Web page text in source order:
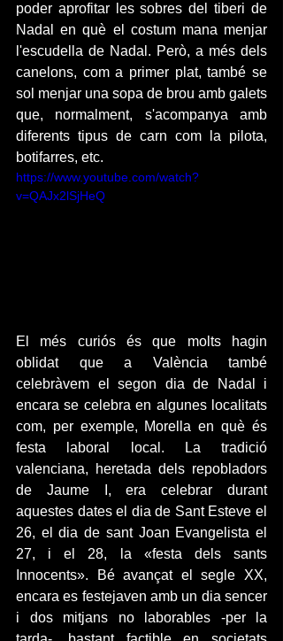
poder aprofitar les sobres del tiberi de
Nadal en què el costum mana menjar
l'escudella de Nadal. Però, a més dels
canelons, com a primer plat, també se
sol menjar una sopa de brou amb galets
que, normalment, s'acompanya amb
diferents tipus de carn com la pilota,
botifarres, etc.
https://www.youtube.com/watch?
v=QAJx2lSjHeQ
El més curiós és que molts hagin
oblidat que a València també
celebràvem el segon dia de Nadal i
encara se celebra en algunes localitats
com, per exemple, Morella en què és
festa laboral local. La tradició
valenciana, heretada dels repobladors
de Jaume I, era celebrar durant
aquestes dates el dia de Sant Esteve el
26, el dia de sant Joan Evangelista el
27, i el 28, la «festa dels sants
Innocents». Bé avançat el segle XX,
encara es festejaven amb un dia sencer
i dos mitjans no laborables -per la